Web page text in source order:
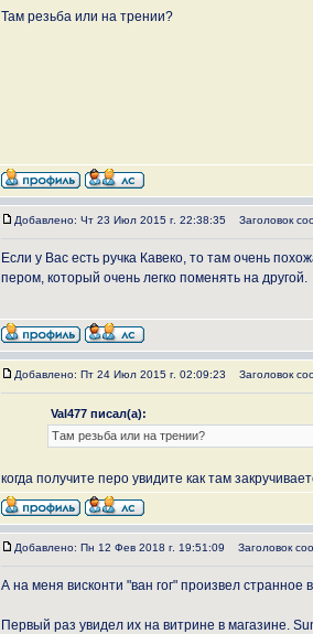
Там резьба или на трении?
Добавлено: Чт 23 Июл 2015 г. 22:38:35 Заголовок
Если у Вас есть ручка Кавеко, то там очень
пером, который очень легко поменять на другой.
Добавлено: Пт 24 Июл 2015 г. 02:09:23 Заголовок
Val477 писал(а):
Там резьба или на трении?
когда получите перо увидите как там
Добавлено: Пн 12 Фев 2018 г. 19:51:09 Заголовок
А на меня висконти "ван гог" произвел странное
Первый раз увидел их на витрине в магазине.